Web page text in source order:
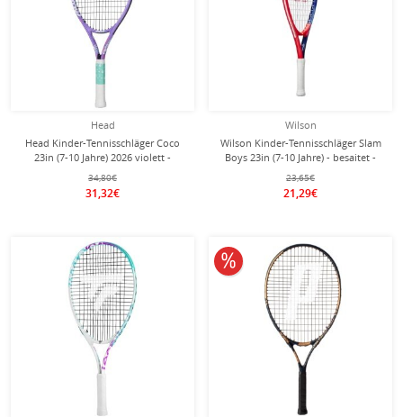
Head
Head Kinder-Tennisschläger Coco
23in (7-10 Jahre) 2026 violett -
besaitet -
34,80€
31,32€
Wilson
Wilson Kinder-Tennisschläger Slam
Boys 23in (7-10 Jahre) - besaitet -
23,65€
21,29€
10% reduziert